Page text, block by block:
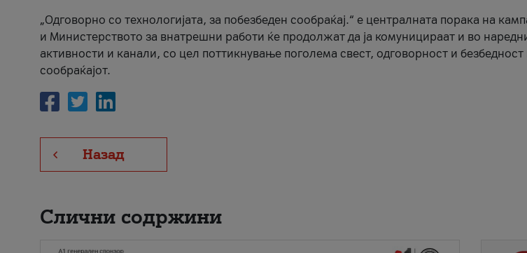
„Одговорно со технологијата, за побезбеден сообраќај.“ е централната порака на
и Министерството за внатрешни работи ќе продолжат да ја комуницираат и во
активности и канали, со цел поттикнување поголема свест, одговорност и безбедност
сообраќајот.
Назад
Слични содржини